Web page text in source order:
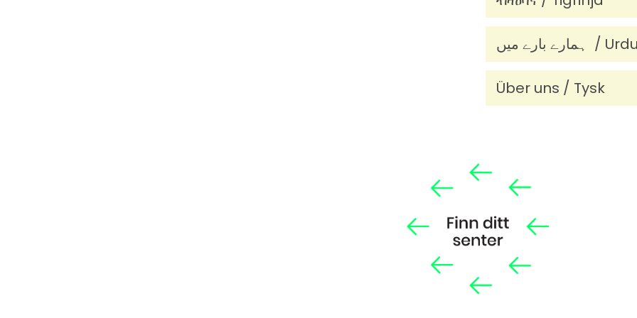
ہمارے بارے میں / Urdu
Über uns / Tysk